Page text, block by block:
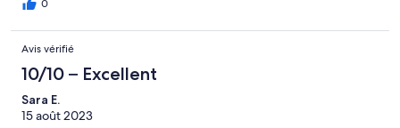
0
Avis vérifié
10/10 – Excellent
Sara E.
15 août 2023